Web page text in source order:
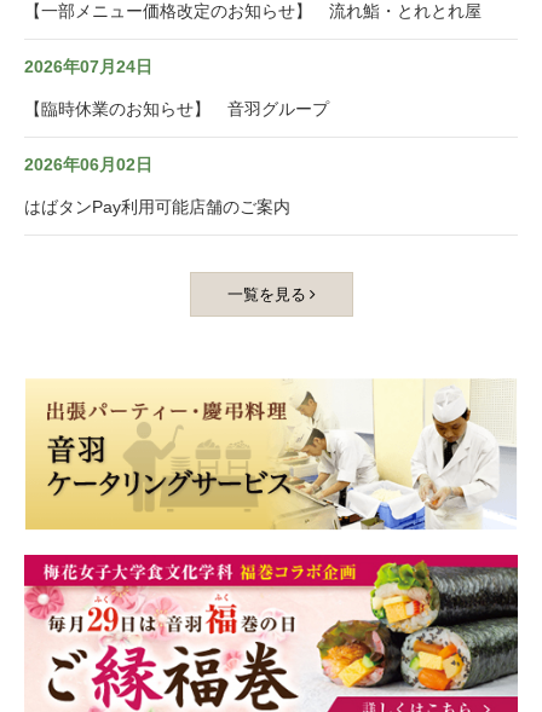
【一部メニュー価格改定のお知らせ】 流れ鮨・とれとれ屋
2026年07月24日
【臨時休業のお知らせ】 音羽グループ
2026年06月02日
はばタンPay利用可能店舗のご案内
一覧を見る